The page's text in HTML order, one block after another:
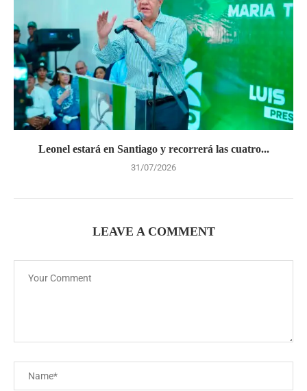
Leonel estará en Santiago y recorrerá las cuatro...
31/07/2026
LEAVE A COMMENT